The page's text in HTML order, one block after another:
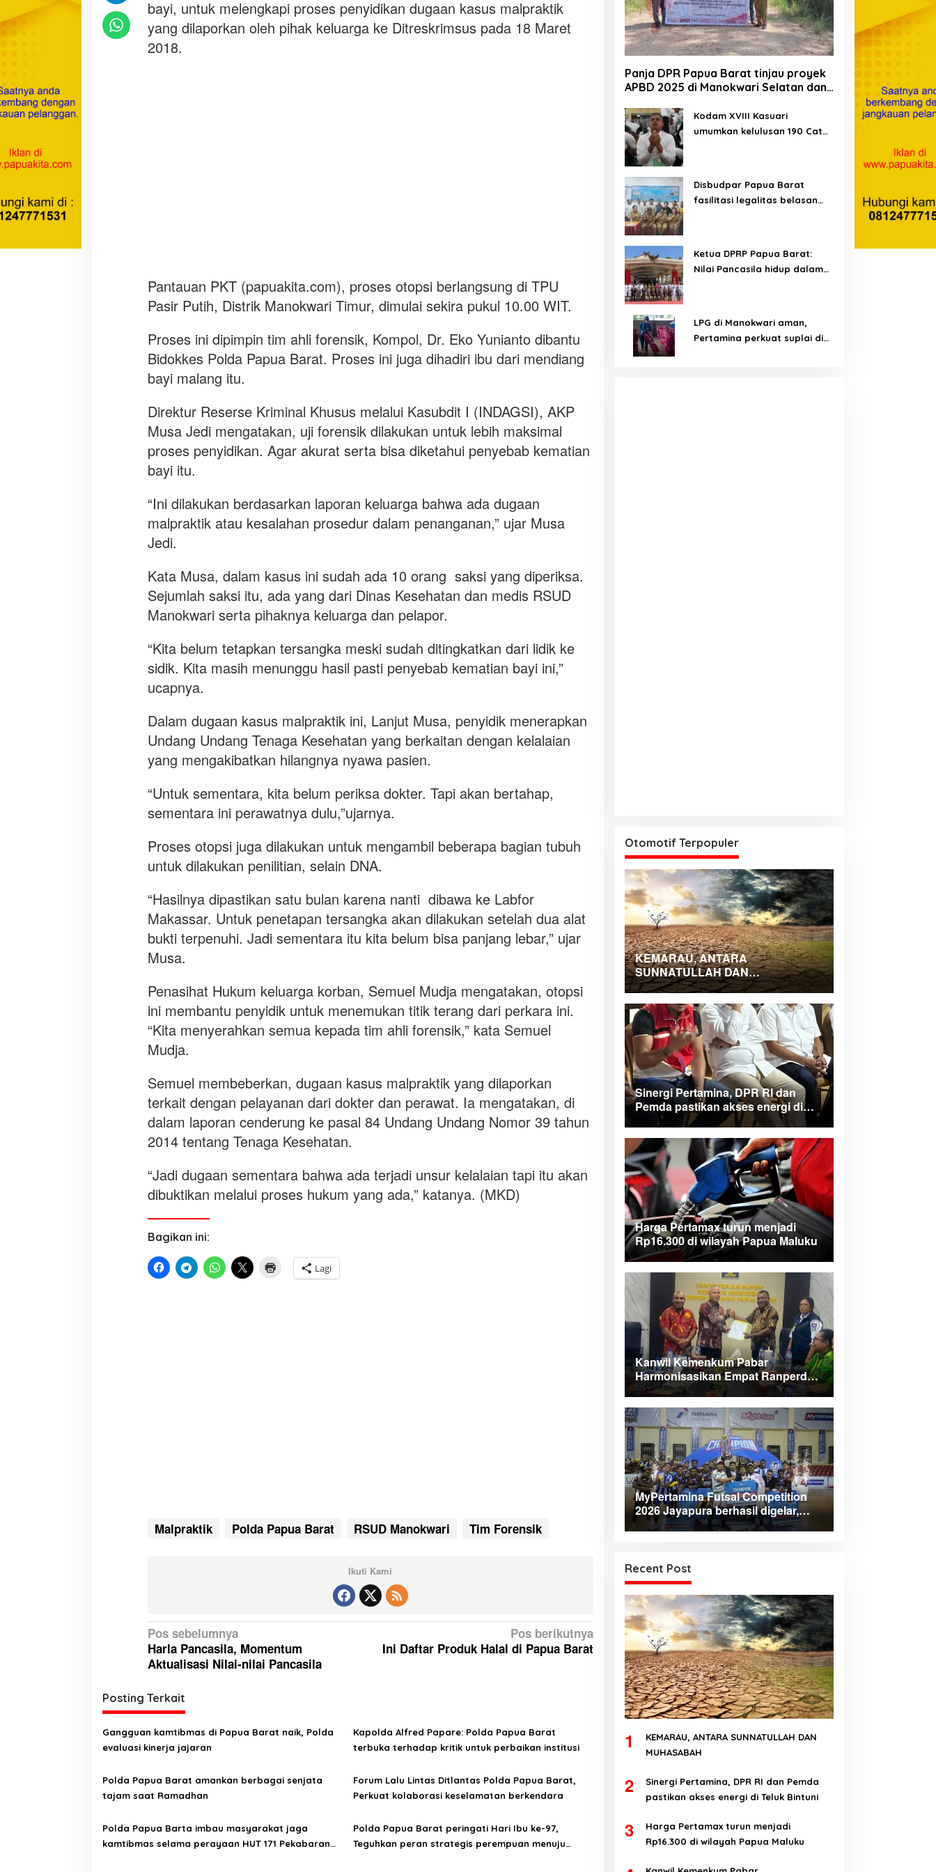
k
t
i
,
M
k
a
y
i
D
n
g
r
bayi, untuk melengkapi proses penyidikan dugaan kasus malpraktik
yang dilaporkan oleh pihak keluarga ke Ditreskrimsus pada 18 Maret
2018.
Pantauan PKT (papuakita.com), proses otopsi berlangsung di TPU
Pasir Putih, Distrik Manokwari Timur, dimulai sekira pukul 10.00 WIT.
Proses ini dipimpin tim ahli forensik, Kompol, Dr. Eko Yunianto dibantu
Bidokkes Polda Papua Barat. Proses ini juga dihadiri ibu dari mendiang
bayi malang itu.
Direktur Reserse Kriminal Khusus melalui Kasubdit I (INDAGSI), AKP
Musa Jedi mengatakan, uji forensik dilakukan untuk lebih maksimal
proses penyidikan. Agar akurat serta bisa diketahui penyebab kematian
bayi itu.
“Ini dilakukan berdasarkan laporan keluarga bahwa ada dugaan
malpraktik atau kesalahan prosedur dalam penanganan,” ujar Musa
Jedi.
Kata Musa, dalam kasus ini sudah ada 10 orang saksi yang diperiksa.
Sejumlah saksi itu, ada yang dari Dinas Kesehatan dan medis RSUD
Manokwari serta pihaknya keluarga dan pelapor.
“Kita belum tetapkan tersangka meski sudah ditingkatkan dari lidik ke
sidik. Kita masih menunggu hasil pasti penyebab kematian bayi ini,”
ucapnya.
Dalam dugaan kasus malpraktik ini, Lanjut Musa, penyidik menerapkan
Undang Undang Tenaga Kesehatan yang berkaitan dengan kelalaian
yang mengakibatkan hilangnya nyawa pasien.
“Untuk sementara, kita belum periksa dokter. Tapi akan bertahap,
sementara ini perawatnya dulu,”ujarnya.
Proses otopsi juga dilakukan untuk mengambil beberapa bagian tubuh
untuk dilakukan penilitian, selain DNA.
“Hasilnya dipastikan satu bulan karena nanti dibawa ke Labfor
Makassar. Untuk penetapan tersangka akan dilakukan setelah dua alat
bukti terpenuhi. Jadi sementara itu kita belum bisa panjang lebar,” ujar
Musa.
Penasihat Hukum keluarga korban, Semuel Mudja mengatakan, otopsi
ini membantu penyidik untuk menemukan titik terang dari perkara ini.
“Kita menyerahkan semua kepada tim ahli forensik,” kata Semuel
Mudja.
Semuel membeberkan, dugaan kasus malpraktik yang dilaporkan
terkait dengan pelayanan dari dokter dan perawat. Ia mengatakan, di
dalam laporan cenderung ke pasal 84 Undang Undang Nomor 39 tahun
2014 tentang Tenaga Kesehatan.
“Jadi dugaan sementara bahwa ada terjadi unsur kelalaian tapi itu akan
dibuktikan melalui proses hukum yang ada,” katanya. (MKD)
Bagikan ini:
Lagi
Malpraktik Polda Papua Barat RSUD Manokwari Tim Forensik
Ikuti Kami
N
a
v
i
g
a
s
i
p
s
Pos sebelumnya
Harla Pancasila, Momentum
Aktualisasi Nilai-nilai Pancasila
Pos berikutnya
Ini Daftar Produk Halal di Papua Barat
Posting Terkait
Gangguan kamtibmas di Papua Barat naik, Polda
evaluasi kinerja jajaran
Kapolda Alfred Papare: Polda Papua Barat
terbuka terhadap kritik untuk perbaikan institusi
Polda Papua Barat amankan berbagai senjata
tajam saat Ramadhan
Forum Lalu Lintas Ditlantas Polda Papua Barat,
Perkuat kolaborasi keselamatan berkendara
Polda Papua Barta imbau masyarakat jaga
kamtibmas selama perayaan HUT 171 Pekabaran
Polda Papua Barat peringati Hari Ibu ke-97,
Teguhkan peran strategis perempuan menuju
Panja DPR Papua Barat tinjau proyek
APBD 2025 di Manokwari Selatan dan
Kodam XVIII Kasuari
umumkan kelulusan 190 Cata
Disbudpar Papua Barat
fasilitasi legalitas belasan
Ketua DPRP Papua Barat:
Nilai Pancasila hidup dalam
LPG di Manokwari aman,
Pertamina perkuat suplai di
Otomotif Terpopuler
KEMARAU, ANTARA
SUNNATULLAH DAN
MUHASABAH
Sinergi Pertamina, DPR RI dan
Pemda pastikan akses energi di
Teluk Bintuni
Harga Pertamax turun menjadi
Rp16.300 di wilayah Papua Maluku
Kanwil Kemenkum Pabar
Harmonisasikan Empat Ranperda
Kabupaten Teluk Wondama
MyPertamina Futsal Competition
2026 Jayapura berhasil digelar,
dorong talenta muda berprestasi
Recent Post
1
KEMARAU, ANTARA SUNNATULLAH DAN
MUHASABAH
2
Sinergi Pertamina, DPR RI dan Pemda
pastikan akses energi di Teluk Bintuni
3
Harga Pertamax turun menjadi
Rp16.300 di wilayah Papua Maluku